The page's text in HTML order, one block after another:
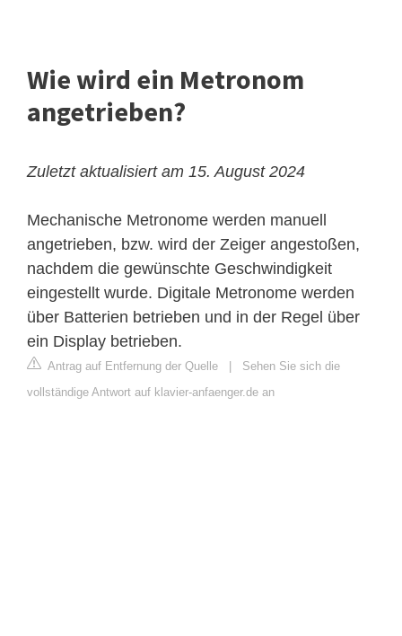
Wie wird ein Metronom
angetrieben?
Zuletzt aktualisiert am 15. August 2024
Mechanische Metronome werden manuell
angetrieben, bzw. wird der Zeiger angestoßen,
nachdem die gewünschte Geschwindigkeit
eingestellt wurde. Digitale Metronome werden
über Batterien betrieben und in der Regel über
ein Display betrieben.
Antrag auf Entfernung der Quelle
Sehen Sie sich die
vollständige Antwort auf klavier-anfaenger.de an